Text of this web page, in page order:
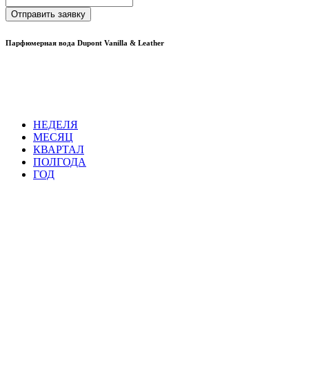
Отправить заявку
Парфюмерная вода Dupont Vanilla & Leather
НЕДЕЛЯ
МЕСЯЦ
КВАРТАЛ
ПОЛГОДА
ГОД